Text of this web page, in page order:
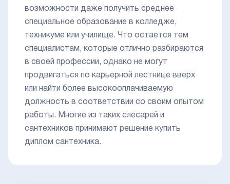
возможности даже получить среднее
специальное образование в колледже,
техникуме или училище. Что остается тем
специалистам, которые отлично разбираются
в своей профессии, однако не могут
продвигаться по карьерной лестнице вверх
или найти более высокооплачиваемую
должность в соответствии со своим опытом
работы. Многие из таких слесарей и
сантехников принимают решение купить
диплом сантехника.